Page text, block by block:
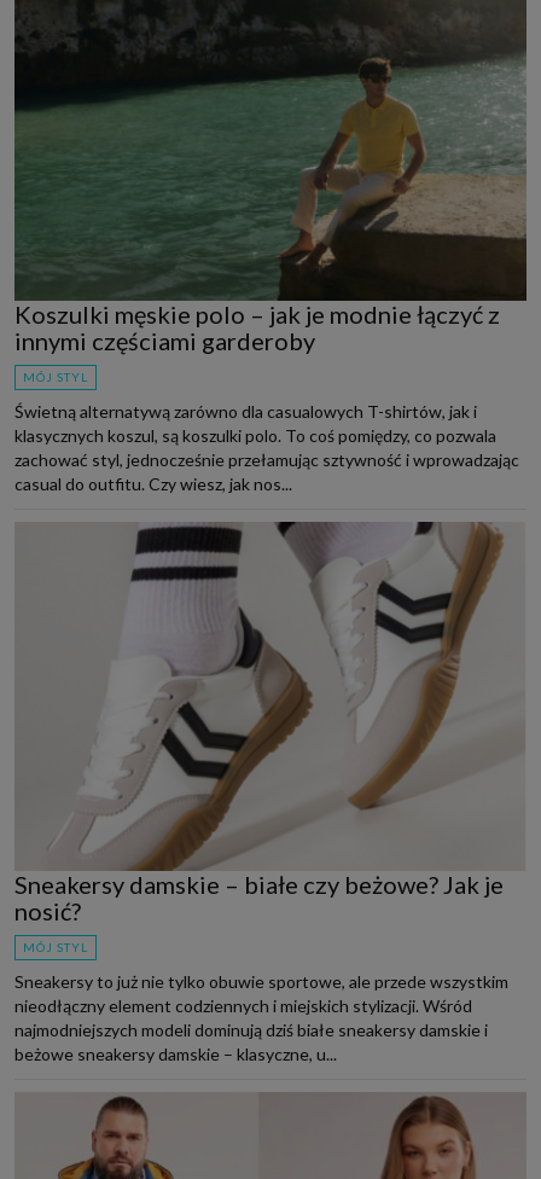
Koszulki męskie polo – jak je modnie łączyć z
innymi częściami garderoby
MÓJ STYL
Świetną alternatywą zarówno dla casualowych T-shirtów, jak i
klasycznych koszul, są koszulki polo. To coś pomiędzy, co pozwala
zachować styl, jednocześnie przełamując sztywność i wprowadzając
casual do outfitu. Czy wiesz, jak nos...
Sneakersy damskie – białe czy beżowe? Jak je
nosić?
MÓJ STYL
Sneakersy to już nie tylko obuwie sportowe, ale przede wszystkim
nieodłączny element codziennych i miejskich stylizacji. Wśród
najmodniejszych modeli dominują dziś białe sneakersy damskie i
beżowe sneakersy damskie – klasyczne, u...